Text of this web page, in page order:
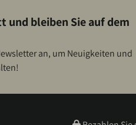
und bleiben Sie auf dem
an, um Neuigkeiten und